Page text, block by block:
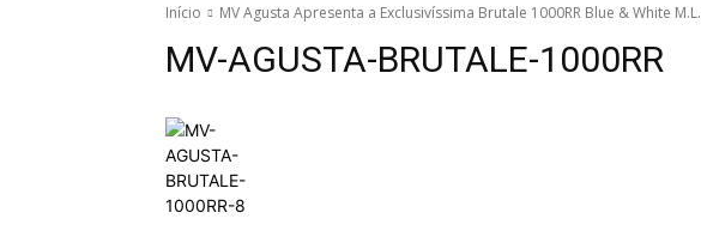
Início MV Agusta Apresenta a Exclusivíssima Brutale 1000RR Blue & White M.L.
MV-AGUSTA-BRUTALE-1000RR